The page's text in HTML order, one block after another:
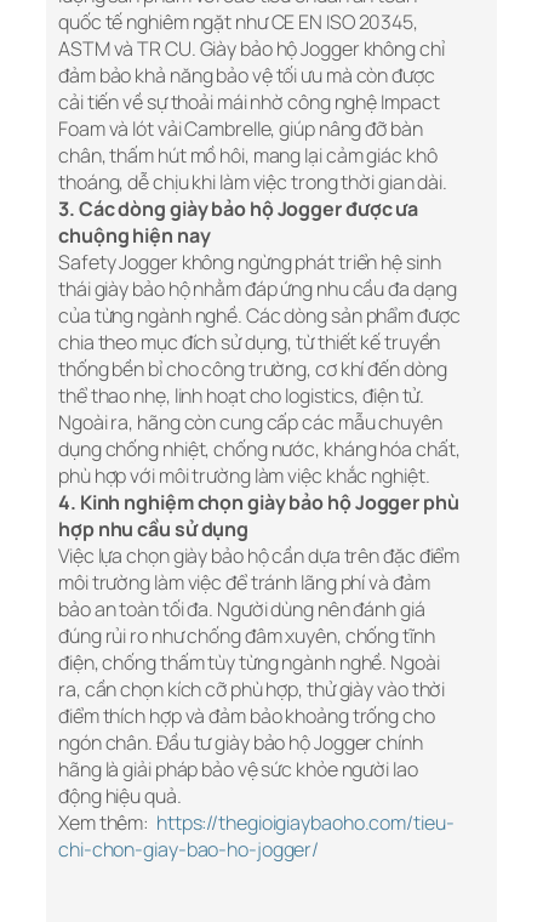
quốc tế nghiêm ngặt như CE EN ISO 20345,
ASTM và TR CU. Giày bảo hộ Jogger không chỉ
đảm bảo khả năng bảo vệ tối ưu mà còn được
cải tiến về sự thoải mái nhờ công nghệ Impact
Foam và lót vải Cambrelle, giúp nâng đỡ bàn
chân, thấm hút mồ hôi, mang lại cảm giác khô
thoáng, dễ chịu khi làm việc trong thời gian dài.
3. Các dòng giày bảo hộ Jogger được ưa
chuộng hiện nay
Safety Jogger không ngừng phát triển hệ sinh
thái giày bảo hộ nhằm đáp ứng nhu cầu đa dạng
của từng ngành nghề. Các dòng sản phẩm được
chia theo mục đích sử dụng, từ thiết kế truyền
thống bền bỉ cho công trường, cơ khí đến dòng
thể thao nhẹ, linh hoạt cho logistics, điện tử.
Ngoài ra, hãng còn cung cấp các mẫu chuyên
dụng chống nhiệt, chống nước, kháng hóa chất,
phù hợp với môi trường làm việc khắc nghiệt.
4. Kinh nghiệm chọn giày bảo hộ Jogger phù
hợp nhu cầu sử dụng
Việc lựa chọn giày bảo hộ cần dựa trên đặc điểm
môi trường làm việc để tránh lãng phí và đảm
bảo an toàn tối đa. Người dùng nên đánh giá
đúng rủi ro như chống đâm xuyên, chống tĩnh
điện, chống thấm tùy từng ngành nghề. Ngoài
ra, cần chọn kích cỡ phù hợp, thử giày vào thời
điểm thích hợp và đảm bảo khoảng trống cho
ngón chân. Đầu tư giày bảo hộ Jogger chính
hãng là giải pháp bảo vệ sức khỏe người lao
động hiệu quả.
Xem thêm: https://thegioigiaybaoho.com/tieu-
chi-chon-giay-bao-ho-jogger/